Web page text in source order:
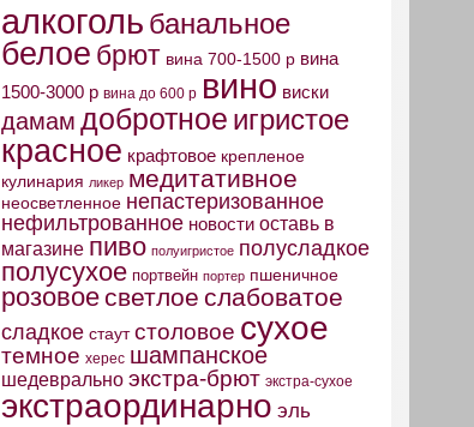
алкоголь банальное
белое брют вина 700-1500 р вина
1500-3000 р вина до 600 р вино виски
дамам добротное игристое
красное крафтовое крепленое
кулинария ликер медитативное
неосветленное непастеризованное
нефильтрованное новости оставь в
магазине пиво полуигристое полусладкое
полусухое портвейн портер пшеничное
розовоесветлое слабоватое
сладкое стаут столовое сухое
темное херес шампанское
шедеврально экстра-брют экстра-сухое
экстраординарно эль